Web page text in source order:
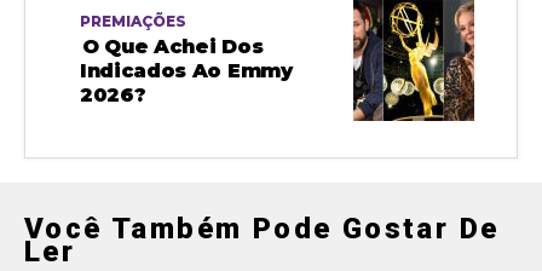
PREMIAÇÕES
O Que Achei Dos
Indicados Ao Emmy
2026?
Você Também Pode Gostar De
Ler